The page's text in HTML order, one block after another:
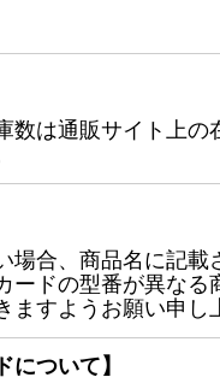
数は通販サイト上
場合、商品名に記
ードの型番が異な
すようお願い申し
について】